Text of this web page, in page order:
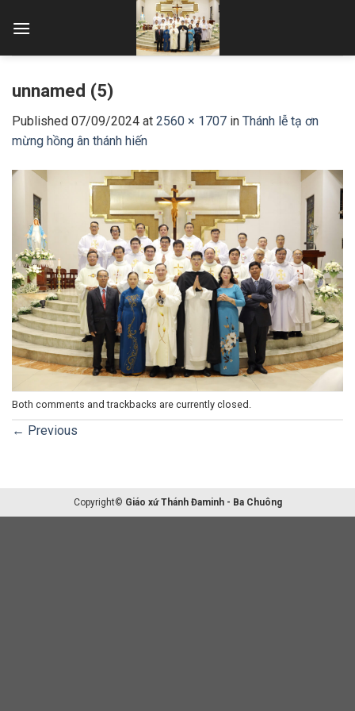
unnamed (5)
Published 07/09/2024 at 2560 × 1707 in Thánh lễ tạ ơn
mừng hồng ân thánh hiến
Both comments and trackbacks are currently closed.
← Previous
Copyright© Giáo xứ Thánh Đaminh - Ba Chuông